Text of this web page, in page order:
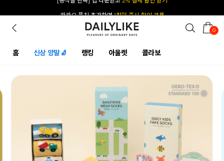
0
홈 신상 양말🧦 랭킹 아울렛 콜라보